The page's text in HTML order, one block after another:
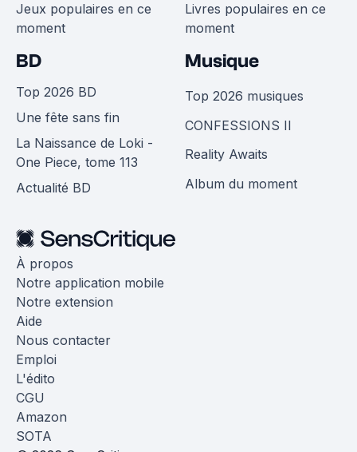
Jeux populaires en ce
moment
Livres populaires en ce
moment
BD
Top 2026 BD
Une fête sans fin
La Naissance de Loki -
One Piece, tome 113
Actualité BD
Musique
Top 2026 musiques
CONFESSIONS II
Reality Awaits
Album du moment
À propos
Notre application mobile
Notre extension
Aide
Nous contacter
Emploi
L'édito
CGU
Amazon
SOTA